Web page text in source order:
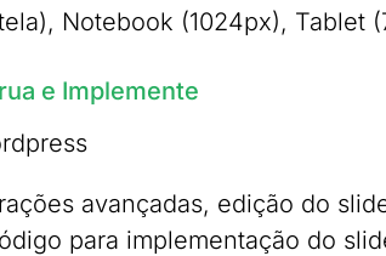
Notebook (1024px), Tablet
e Implemente
avançadas, edição do
para implementação do